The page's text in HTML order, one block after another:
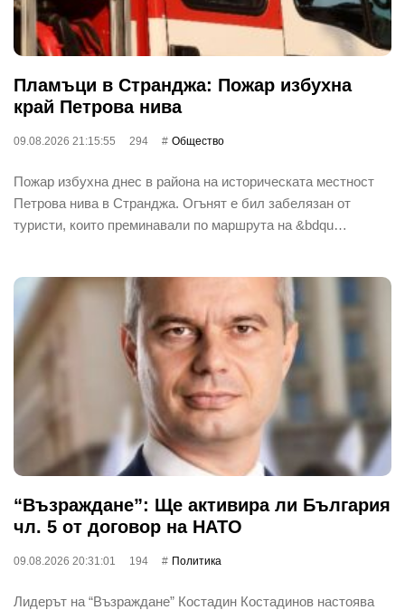
Пламъци в Странджа: Пожар избухна
край Петрова нива
09.08.2026 21:15:55 294 Общество
Пожар избухна днес в района на историческата местност
Петрова нива в Странджа. Огънят е бил забелязан от
туристи, които преминавали по маршрута на &bdqu…
“Възраждане”: Ще активира ли България
чл. 5 от договор на НАТО
09.08.2026 20:31:01 194 Политика
Лидерът на “Възраждане” Костадин Костадинов настоява